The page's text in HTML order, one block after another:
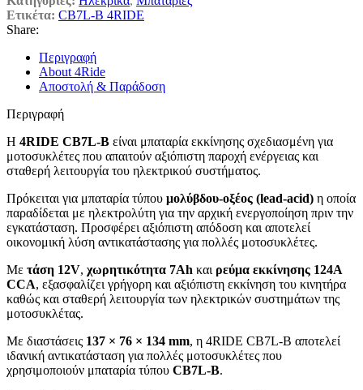
Ετικέτα: CB7L-B 4RIDE
Share:
Περιγραφή
About 4Ride
Αποστολή & Παράδοση
Περιγραφή
Η 4RIDE CB7L-B είναι μπαταρία εκκίνησης σχεδιασμένη για
μοτοσυκλέτες που απαιτούν αξιόπιστη παροχή ενέργειας και
σταθερή λειτουργία του ηλεκτρικού συστήματος.
Πρόκειται για μπαταρία τύπου μολύβδου-οξέος (lead-acid) η οποία
παραδίδεται με ηλεκτρολύτη για την αρχική ενεργοποίηση πριν την
εγκατάσταση. Προσφέρει αξιόπιστη απόδοση και αποτελεί
οικονομική λύση αντικατάστασης για πολλές μοτοσυκλέτες.
Με τάση 12V, χωρητικότητα 7Ah και ρεύμα εκκίνησης 124A
CCA, εξασφαλίζει γρήγορη και αξιόπιστη εκκίνηση του κινητήρα
καθώς και σταθερή λειτουργία των ηλεκτρικών συστημάτων της
μοτοσυκλέτας.
Με διαστάσεις 137 × 76 × 134 mm, η 4RIDE CB7L-B αποτελεί
ιδανική αντικατάσταση για πολλές μοτοσυκλέτες που
χρησιμοποιούν μπαταρία τύπου CB7L-B.